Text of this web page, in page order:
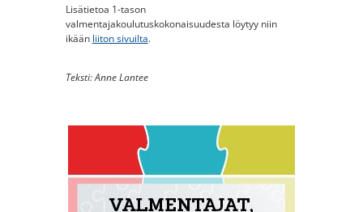
Lisätietoa 1-tason
valmentajakoulutuskokonaisuudesta löytyy niin
ikään liiton sivuilta.
Teksti: Anne Lantee